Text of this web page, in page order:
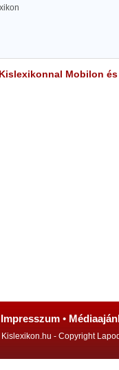
Mobilon
Impresszum •
- Copyright